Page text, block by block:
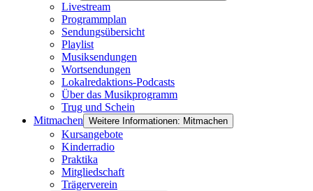
Livestream
Programmplan
Sendungsübersicht
Playlist
Musiksendungen
Wortsendungen
Lokalredaktions-Podcasts
Über das Musikprogramm
Trug und Schein
Mitmachen Weitere Informationen: Mitmachen
Kursangebote
Kinderradio
Praktika
Mitgliedschaft
Trägerverein